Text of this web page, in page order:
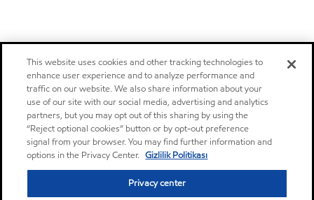
This website uses cookies and other tracking technologies to
enhance user experience and to analyze performance and
traffic on our website. We also share information about your
use of our site with our social media, advertising and analytics
partners, but you may opt out of this sharing by using the
“Reject optional cookies” button or by opt-out preference
signal from your browser. You may find further information and
options in the Privacy Center. Gizlilik Politikası
Privacy center